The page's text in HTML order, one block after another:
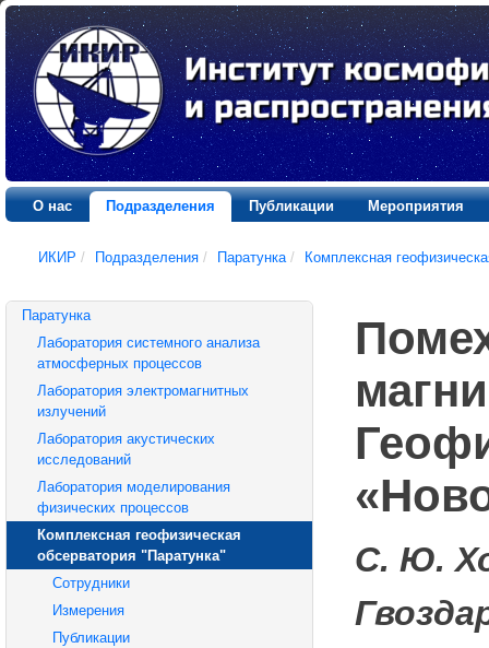
О нас Подразделения Публикации Мероприятия
ИКИР / Подразделения / Паратунка / Комплексная
Паратунка
Лаборатория системного анализа
атмосферных процессов
Лаборатория электромагнитных
излучений
Лаборатория акустических
исследований
Лаборатория моделирования
физических процессов
Комплексная геофизическая
обсерватория "Паратунка"
Сотрудники
Измерения
Публикации
С. Ю.